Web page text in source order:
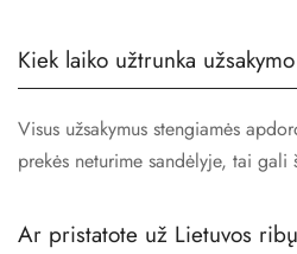
Kiek laiko užtrunka
Visus užsakymus stengiamės
prekės neturime sandėlyje, tai gali
Ar pristatote už Lietuvos